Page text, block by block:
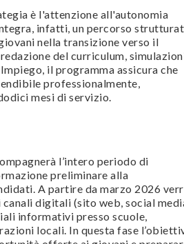
è l'attenzione all'autonomia
infatti, un percorso
nella transizione verso il
del curriculum,
il programma assicura che
professionalmente,
mesi di servizio.
l’intero periodo di
preliminare alla
A partire da marzo 2026
digitali (sito web, social
informativi presso scuole,
locali. In questa fase